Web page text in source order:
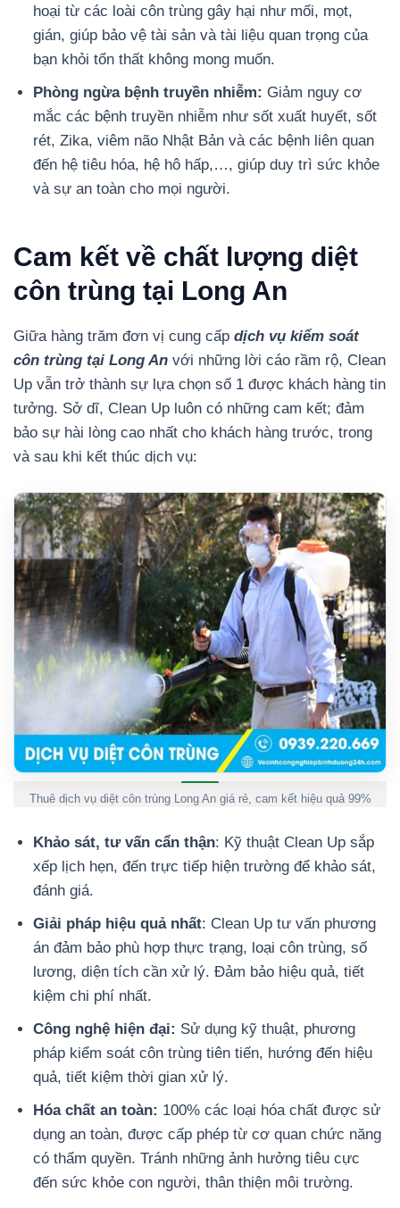
hoại từ các loài côn trùng gây hại như mối, mọt,
gián, giúp bảo vệ tài sản và tài liệu quan trọng của
bạn khỏi tổn thất không mong muốn.
Phòng ngừa bệnh truyền nhiễm: Giảm nguy cơ
mắc các bệnh truyền nhiễm như sốt xuất huyết, sốt
rét, Zika, viêm não Nhật Bản và các bệnh liên quan
đến hệ tiêu hóa, hệ hô hấp,…, giúp duy trì sức khỏe
và sự an toàn cho mọi người.
Cam kết về chất lượng diệt
côn trùng tại Long An
Giữa hàng trăm đơn vị cung cấp dịch vụ kiểm soát
côn trùng tại Long An với những lời cáo rầm rộ, Clean
Up vẫn trở thành sự lựa chọn số 1 được khách hàng tin
tưởng. Sở dĩ, Clean Up luôn có những cam kết; đảm
bảo sự hài lòng cao nhất cho khách hàng trước, trong
và sau khi kết thúc dịch vụ:
Thuê dịch vụ diệt côn trùng Long An giá rẻ, cam kết hiệu quả 99%
Khảo sát, tư vấn cẩn thận: Kỹ thuật Clean Up sắp
xếp lịch hẹn, đến trực tiếp hiện trường để khảo sát,
đánh giá.
Giải pháp hiệu quả nhất: Clean Up tư vấn phương
án đảm bảo phù hợp thực trạng, loại côn trùng, số
lương, diện tích cần xử lý. Đảm bảo hiệu quả, tiết
kiệm chi phí nhất.
Công nghệ hiện đại: Sử dụng kỹ thuật, phương
pháp kiểm soát côn trùng tiên tiến, hướng đến hiệu
quả, tiết kiệm thời gian xử lý.
Hóa chất an toàn: 100% các loại hóa chất được sử
dụng an toàn, được cấp phép từ cơ quan chức năng
có thẩm quyền. Tránh những ảnh hưởng tiêu cực
đến sức khỏe con người, thân thiện môi trường.